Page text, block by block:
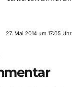
27. Mai 2014 um 17:05 Uhr